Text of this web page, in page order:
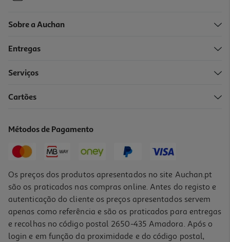
-10%
26,90 € PVP de editor
Sobre a Auchan
Entregas
Serviços
Cartões
Métodos de Pagamento
Os preços dos produtos apresentados no site Auchan.pt
são os praticados nas compras online. Antes do registo e
autenticação do cliente os preços apresentados servem
apenas como referência e são os praticados para entregas
e recolhas no código postal 2650-435 Amadora. Após o
login e em função da proximidade e do código postal,